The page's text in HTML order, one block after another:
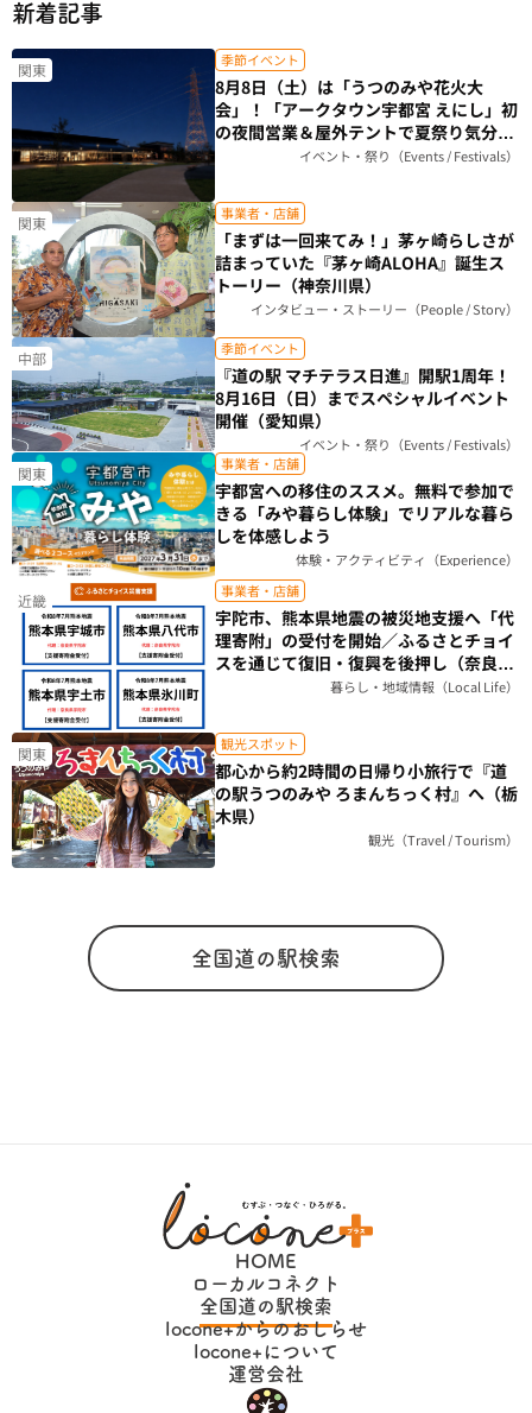
新着記事
関東 季節イベント
8月8日（土）は「うつのみや花火大
会」！「アークタウン宇都宮 えにし」初
の夜間営業＆屋外テントで夏祭り気分を
楽しもう（栃木県）イベント・祭り（Events / Festivals）
関東 事業者・店舗
「まずは一回来てみ！」茅ヶ崎らしさが
詰まっていた『茅ヶ崎ALOHA』誕生ス
トーリー（神奈川県）
インタビュー・ストーリー（People / Story）
中部 季節イベント
『道の駅 マチテラス日進』開駅1周年！
8月16日（日）までスペシャルイベント
開催（愛知県）
イベント・祭り（Events / Festivals）
関東 事業者・店舗
宇都宮への移住のススメ。無料で参加で
きる「みや暮らし体験」でリアルな暮ら
しを体感しよう
体験・アクティビティ（Experience）
近畿 事業者・店舗
宇陀市、熊本県地震の被災地支援へ「代
理寄附」の受付を開始／ふるさとチョイ
スを通じて復旧・復興を後押し（奈良
暮らし・地域情報（Local Life）
関東 観光スポット
都心から約2時間の日帰り小旅行で『道
の駅うつのみや ろまんちっく村』へ（栃
木県）
観光（Travel / Tourism）
全国道の駅検索
HOME
ローカルコネクト
全国道の駅検索
locone+からのおしらせ
locone+について
運営会社